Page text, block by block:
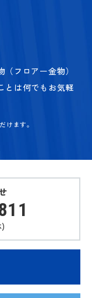
フロアー金物）
とは何でもお気軽
けます。